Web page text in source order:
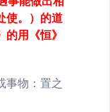
使。）的道
用《恒》
事物：置之